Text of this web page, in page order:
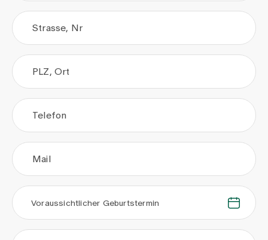
Strasse, Nr
PLZ, Ort
Telefon
Mail
. .
Voraussichtlicher Geburtstermin